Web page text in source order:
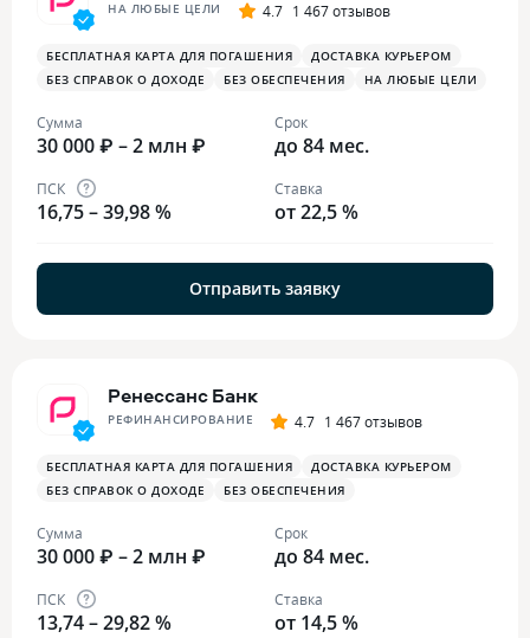
НА ЛЮБЫЕ ЦЕЛИ 4.7 1 467 отзывов
БЕСПЛАТНАЯ КАРТА ДЛЯ ПОГАШЕНИЯ
ДОСТАВКА КУРЬЕРОМ
БЕЗ СПРАВОК О ДОХОДЕ
БЕЗ ОБЕСПЕЧЕНИЯ НА ЛЮБЫЕ ЦЕЛИ
Сумма
30 000 ₽ – 2 млн ₽
Срок
до 84 мес.
ПСК
16,75 – 39,98 %
Ставка
от 22,5 %
Отправить заявку
Ренессанс Банк
РЕФИНАНСИРОВАНИЕ 4.7 1 467 отзывов
БЕСПЛАТНАЯ КАРТА ДЛЯ ПОГАШЕНИЯ
ДОСТАВКА КУРЬЕРОМ
БЕЗ СПРАВОК О ДОХОДЕ
БЕЗ ОБЕСПЕЧЕНИЯ
Сумма
30 000 ₽ – 2 млн ₽
Срок
до 84 мес.
ПСК
13,74 – 29,82 %
Ставка
от 14,5 %